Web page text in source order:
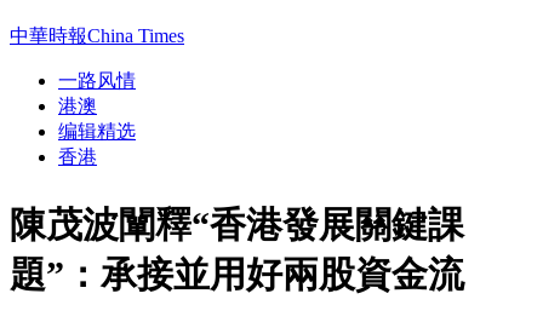
中華時報China Times
一路风情
港澳
编辑精选
香港
陳茂波闡釋“香港發展關鍵課
題”：承接並用好兩股資金流